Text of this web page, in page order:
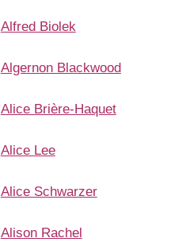
Alfred Biolek
Algernon Blackwood
Alice Brière-Haquet
Alice Lee
Alice Schwarzer
Alison Rachel